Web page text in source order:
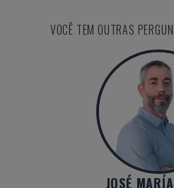
VOCÊ TEM OUTRAS
JOSÉ